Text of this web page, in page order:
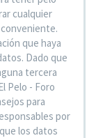
cualquier
que haya
Dado que
tercera
Pelo - Foro
para
por
los datos